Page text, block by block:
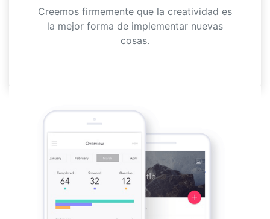
Creemos firmemente que la creatividad es
la mejor forma de implementar nuevas
cosas.